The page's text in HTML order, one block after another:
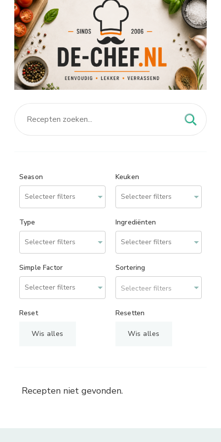
Season Keuken
Type Ingrediënten
Simple Factor Sortering
Selecteer filters
Reset
Wis alles
Resetten
Wis alles
Recepten niet gevonden.